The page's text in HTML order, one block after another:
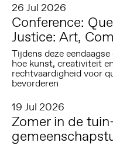
26 Jul 2026
Conference:
Justice: Art,
Tijdens deze
hoe kunst, creativiteit
rechtvaardigheid voor
bevorderen
19 Jul 2026
Zomer in de